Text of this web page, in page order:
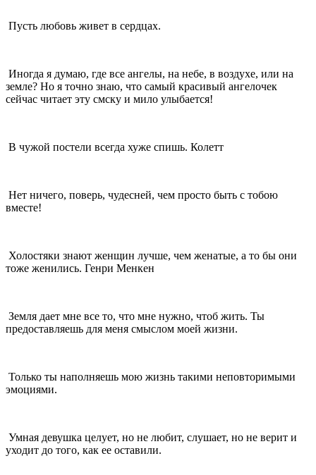
Пусть любовь живет в сердцах.
Иногда я думаю, где все ангелы, на небе, в воздухе, или на
земле? Но я точно знаю, что самый красивый ангелочек
сейчас читает эту смску и мило улыбается!
В чужой постели всегда хуже спишь. Колетт
Нет ничего, поверь, чудесней, чем просто быть с тобою
вместе!
Холостяки знают женщин лучше, чем женатые, а то бы они
тоже женились. Генри Менкен
Земля дает мне все то, что мне нужно, чтоб жить. Ты
предоставляешь для меня смыслом моей жизни.
Только ты наполняешь мою жизнь такими неповторимыми
эмоциями.
Умная девушка целует, но не любит, слушает, но не верит и
уходит до того, как ее оставили.